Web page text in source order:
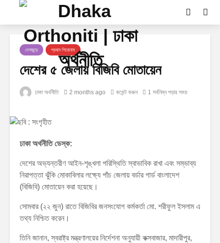
দেশজুড়ে প্রধান শিরোনাম
দেশের ৫ জেলায় বিজিবি মোতায়েন
ঢাকা অর্থনীতি 2 months ago কমেন্ট করুন 1 সর্বনিম্ন পড়ার সময়
ঢাকা অর্থনীতি ডেস্ক:
দেশের অভ্যন্তরীণ আইন-শৃঙ্খলা পরিস্থিতি স্বাভাবিক রাখা এবং সম্ভাব্য
নিরাপত্তা ঝুঁকি মোকাবিলার লক্ষ্যে পাঁচ জেলায় বর্ডার গার্ড বাংলাদেশ
(বিজিবি) মোতায়েন করা হয়েছে।
সোমবার (২২ জুন) রাতে বিজিবির জনসংযোগ কর্মকর্তা মো. শরীফুল ইসলাম এ
তথ্য নিশ্চিত করেন।
তিনি জানান, স্বরাষ্ট্র মন্ত্রণালয়ের নির্দেশনা অনুযায়ী কক্সবাজার, মাদারীপুর,